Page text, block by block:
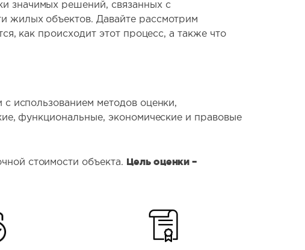
значимых решений, связанных с
жилых объектов. Давайте рассмотрим
как происходит этот процесс, а также что
использованием методов оценки,
функциональные, экономические и правовые
стоимости объекта. Цель оценки –